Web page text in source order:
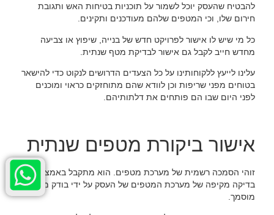
להבטיח שהעסק יוכל לשמור על תוכניות בטיחות האש ותגובת
חירום שלו, וכי המטפים שלהם מעודכנים ותקינים.
כל מי שיש לו אישור לפרויקט חדש של בנייה, שיפוץ או צביעה
מחדש חייב לקבל גם אישור לבדיקת מטף שנתית.
עלינו לייעץ ללקוחותינו על כל הצעדים הדרושים לנקוט כדי להישאר
בטוחים מפני שריפות וכן לוודא שהם מתוחזקים כראוי ומוכנים
לפני היום שבו הם פותחים את דלתותיהם.
אישור ביקורת מטפים שנתית
זוהי הסמכה רשמית של מערכת מטפים. הוא מתקבל באמצעות
בדיקה מקיפה של מערכת המטפים של העסק על ידי בודק מקצועי
מוסמך.